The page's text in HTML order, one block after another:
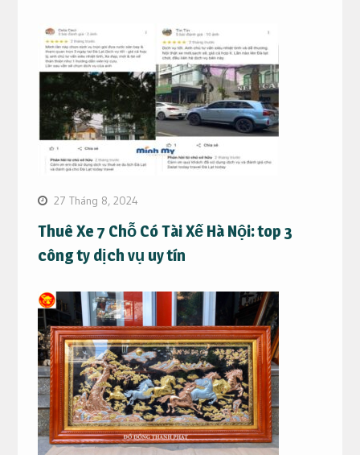
27 Tháng 8, 2024
Thuê Xe 7 Chỗ Có Tài Xế Hà Nội: top 3
công ty dịch vụ uy tín